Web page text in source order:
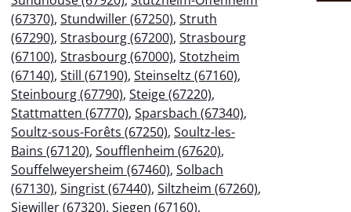
(67370), Stundwiller (67250), Struth
(67290), Strasbourg (67200), Strasbourg
(67100), Strasbourg (67000), Stotzheim
(67140), Still (67190), Steinseltz (67160),
Steinbourg (67790), Steige (67220),
Stattmatten (67770), Sparsbach (67340),
Soultz-sous-Forêts (67250), Soultz-les-
Bains (67120), Soufflenheim (67620),
Souffelweyersheim (67460), Solbach
(67130), Singrist (67440), Siltzheim (67260),
Siewiller (67320), Siegen (67160),